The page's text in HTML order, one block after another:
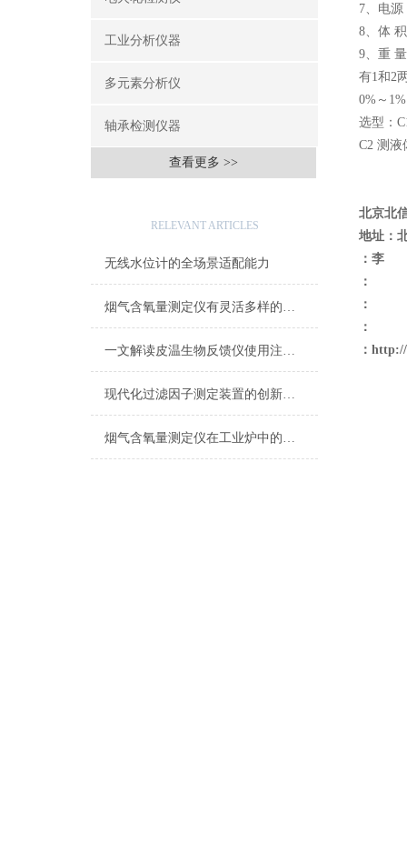
工业分析仪器
多元素分析仪
轴承检测仪器
查看更多 >>
RELEVANT ARTICLES
无线水位计的全场景适配能力
烟气含氧量测定仪有灵活多样的安装方式
一文解读皮温生物反馈仪使用注意事项
现代化过滤因子测定装置的创新与应用
烟气含氧量测定仪在工业炉中的应用
7、电
8、体
9、重
有1和2
0%～
选型：
C2 测液
北京北
地址：
：李
：
：
：
： http://